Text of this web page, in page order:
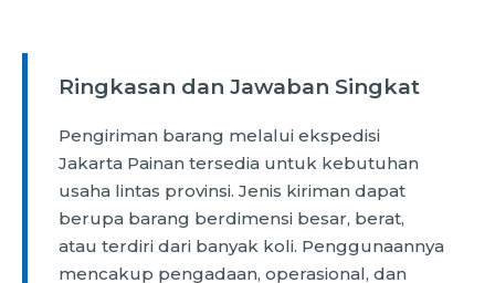
Ringkasan dan Jawaban Singkat
Pengiriman barang melalui ekspedisi
Jakarta Painan tersedia untuk kebutuhan
usaha lintas provinsi. Jenis kiriman dapat
berupa barang berdimensi besar, berat,
atau terdiri dari banyak koli. Penggunaannya
mencakup pengadaan, operasional, dan